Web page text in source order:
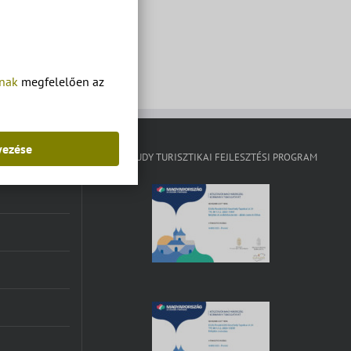
megfelelően az
KISFALUDY TURISZTIKAI FEJLESZTÉSI PROGRAM